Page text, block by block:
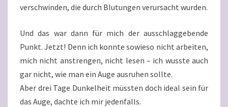
verschwinden, die durch Blutungen verursacht wurden.
Und das war dann für mich der ausschlaggebende
Punkt. Jetzt! Denn ich konnte sowieso nicht arbeiten,
mich nicht anstrengen, nicht lesen – ich wusste auch
gar nicht, wie man ein Auge ausruhen sollte.
Aber drei Tage Dunkelheit müssten doch ideal sein für
das Auge, dachte ich mir jedenfalls.